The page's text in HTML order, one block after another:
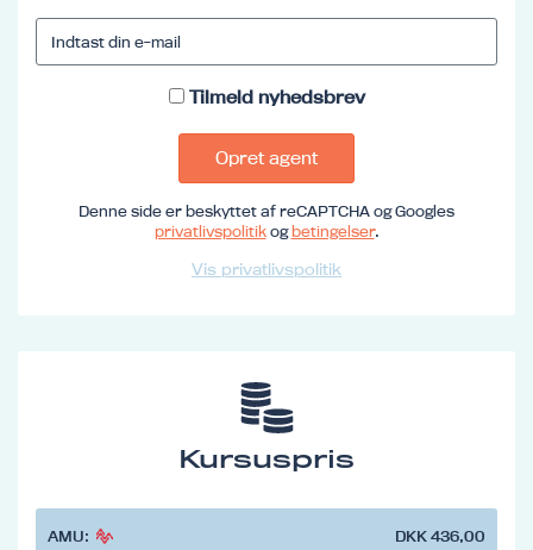
Tilmeld nyhedsbrev
Opret agent
Denne side er beskyttet af reCAPTCHA og Googles
privatlivspolitikogbetingelser.
Vis privatlivspolitik
Kursuspris
AMU: DKK 436,00